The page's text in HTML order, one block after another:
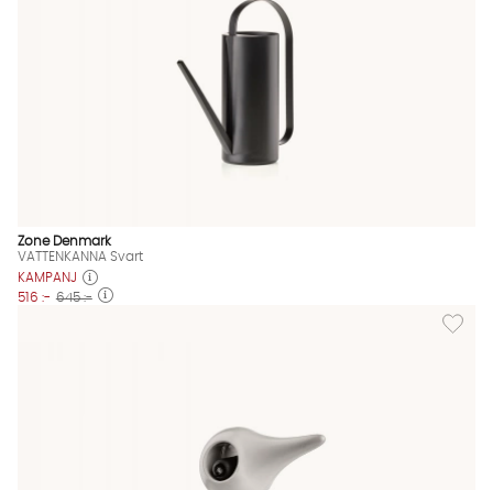
Zone Denmark
VATTENKANNA Svart
KAMPANJ
516 :- 645 :-
Lägg